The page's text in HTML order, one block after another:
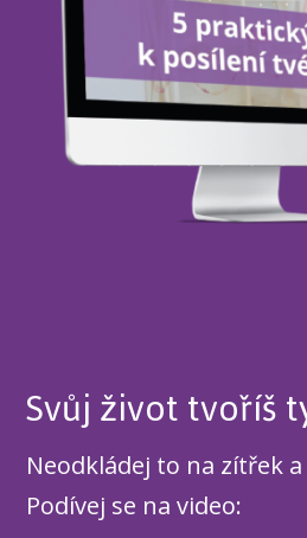
Svůj život tvoříš
Neodkládej to na zítřek
Podívej se na video: